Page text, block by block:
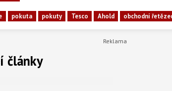
pokuta pokuty Tesco Ahold obchodní
články